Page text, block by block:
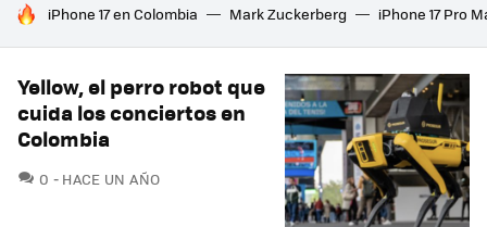
HOY SE HABLA DE
iPhone 17 en Colombia Mark Zuckerberg iPhone 17 Pro
Yellow, el perro robot que
cuida los conciertos en
Colombia
0 COMENTARIOS
HACE UN AÑO